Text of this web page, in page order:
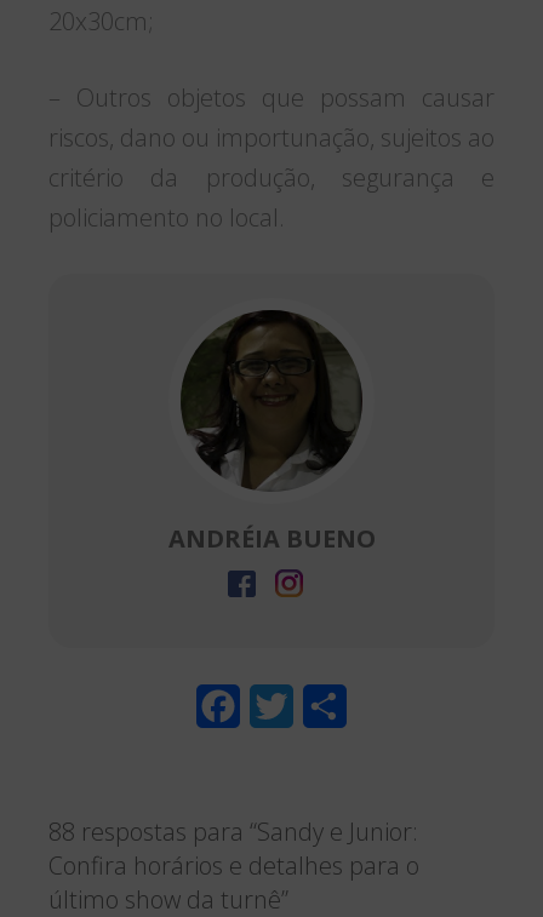
20x30cm;
– Outros objetos que possam causar
riscos, dano ou importunação, sujeitos ao
critério da produção, segurança e
policiamento no local.
ANDRÉIA BUENO
e
b
t
t
r
e
88 respostas para “Sandy e Junior:
Confira horários e detalhes para o
último show da turnê”